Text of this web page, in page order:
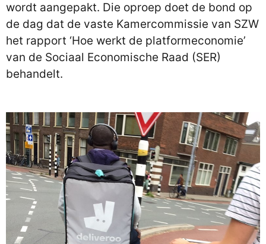
wordt aangepakt. Die oproep doet de bond op
de dag dat de vaste Kamercommissie van SZW
het rapport ‘Hoe werkt de platformeconomie’
van de Sociaal Economische Raad (SER)
behandelt.